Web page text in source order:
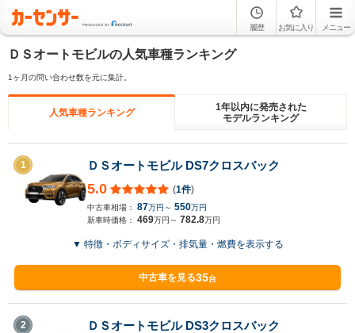
履歴 お気に入り メニュー
ＤＳオートモビルの人気車種ランキング
1ヶ月の問い合わせ数を元に集計。
人気車種ランキング
1年以内に発売された
モデルランキング
1 ＤＳオートモビル DS7クロスバック
5.0 (1件)
中古車相場： 87万円～ 550万円
新車時価格： 469万円～ 782.8万円
▼ 特徴・ボディサイズ・排気量・燃費を表示する
中古車を見る35台
2 ＤＳオートモビル DS3クロスバック